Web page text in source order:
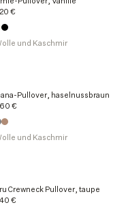
€
und Kaschmir
Pullover, haselnussbraun
€
und Kaschmir
Crewneck Pullover, taupe
€